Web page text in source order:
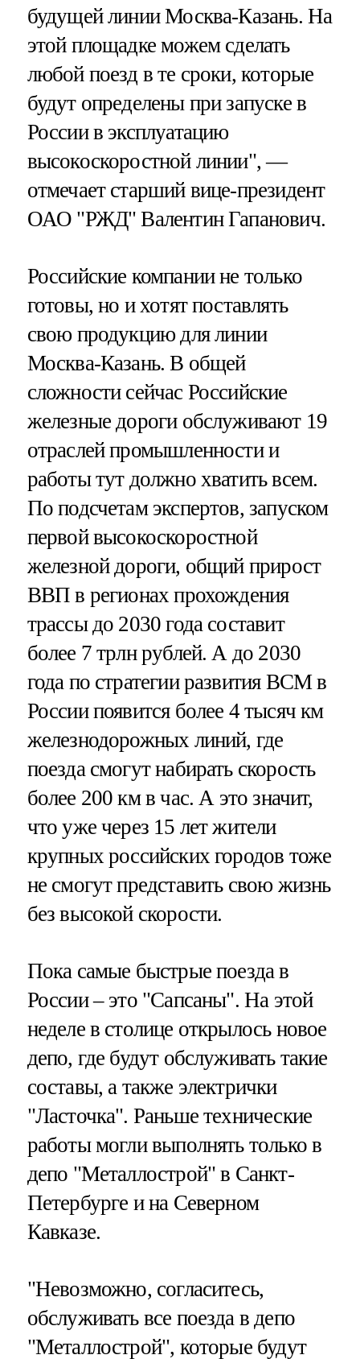
будущей линии Москва-Казань. На
этой площадке можем сделать
любой поезд в те сроки, которые
будут определены при запуске в
России в эксплуатацию
высокоскоростной линии", —
отмечает старший вице-президент
ОАО "РЖД" Валентин Гапанович.
Российские компании не только
готовы, но и хотят поставлять
свою продукцию для линии
Москва-Казань. В общей
сложности сейчас Российские
железные дороги обслуживают 19
отраслей промышленности и
работы тут должно хватить всем.
По подсчетам экспертов, запуском
первой высокоскоростной
железной дороги, общий прирост
ВВП в регионах прохождения
трассы до 2030 года составит
более 7 трлн рублей. А до 2030
года по стратегии развития ВСМ в
России появится более 4 тысяч км
железнодорожных линий, где
поезда смогут набирать скорость
более 200 км в час. А это значит,
что уже через 15 лет жители
крупных российских городов тоже
не смогут представить свою жизнь
без высокой скорости.
Пока самые быстрые поезда в
России – это "Сапсаны". На этой
неделе в столице открылось новое
депо, где будут обслуживать такие
составы, а также электрички
"Ласточка". Раньше технические
работы могли выполнять только в
депо "Металлострой" в Санкт-
Петербурге и на Северном
Кавказе.
"Невозможно, согласитесь,
обслуживать все поезда в депо
"Металлострой", которые будут